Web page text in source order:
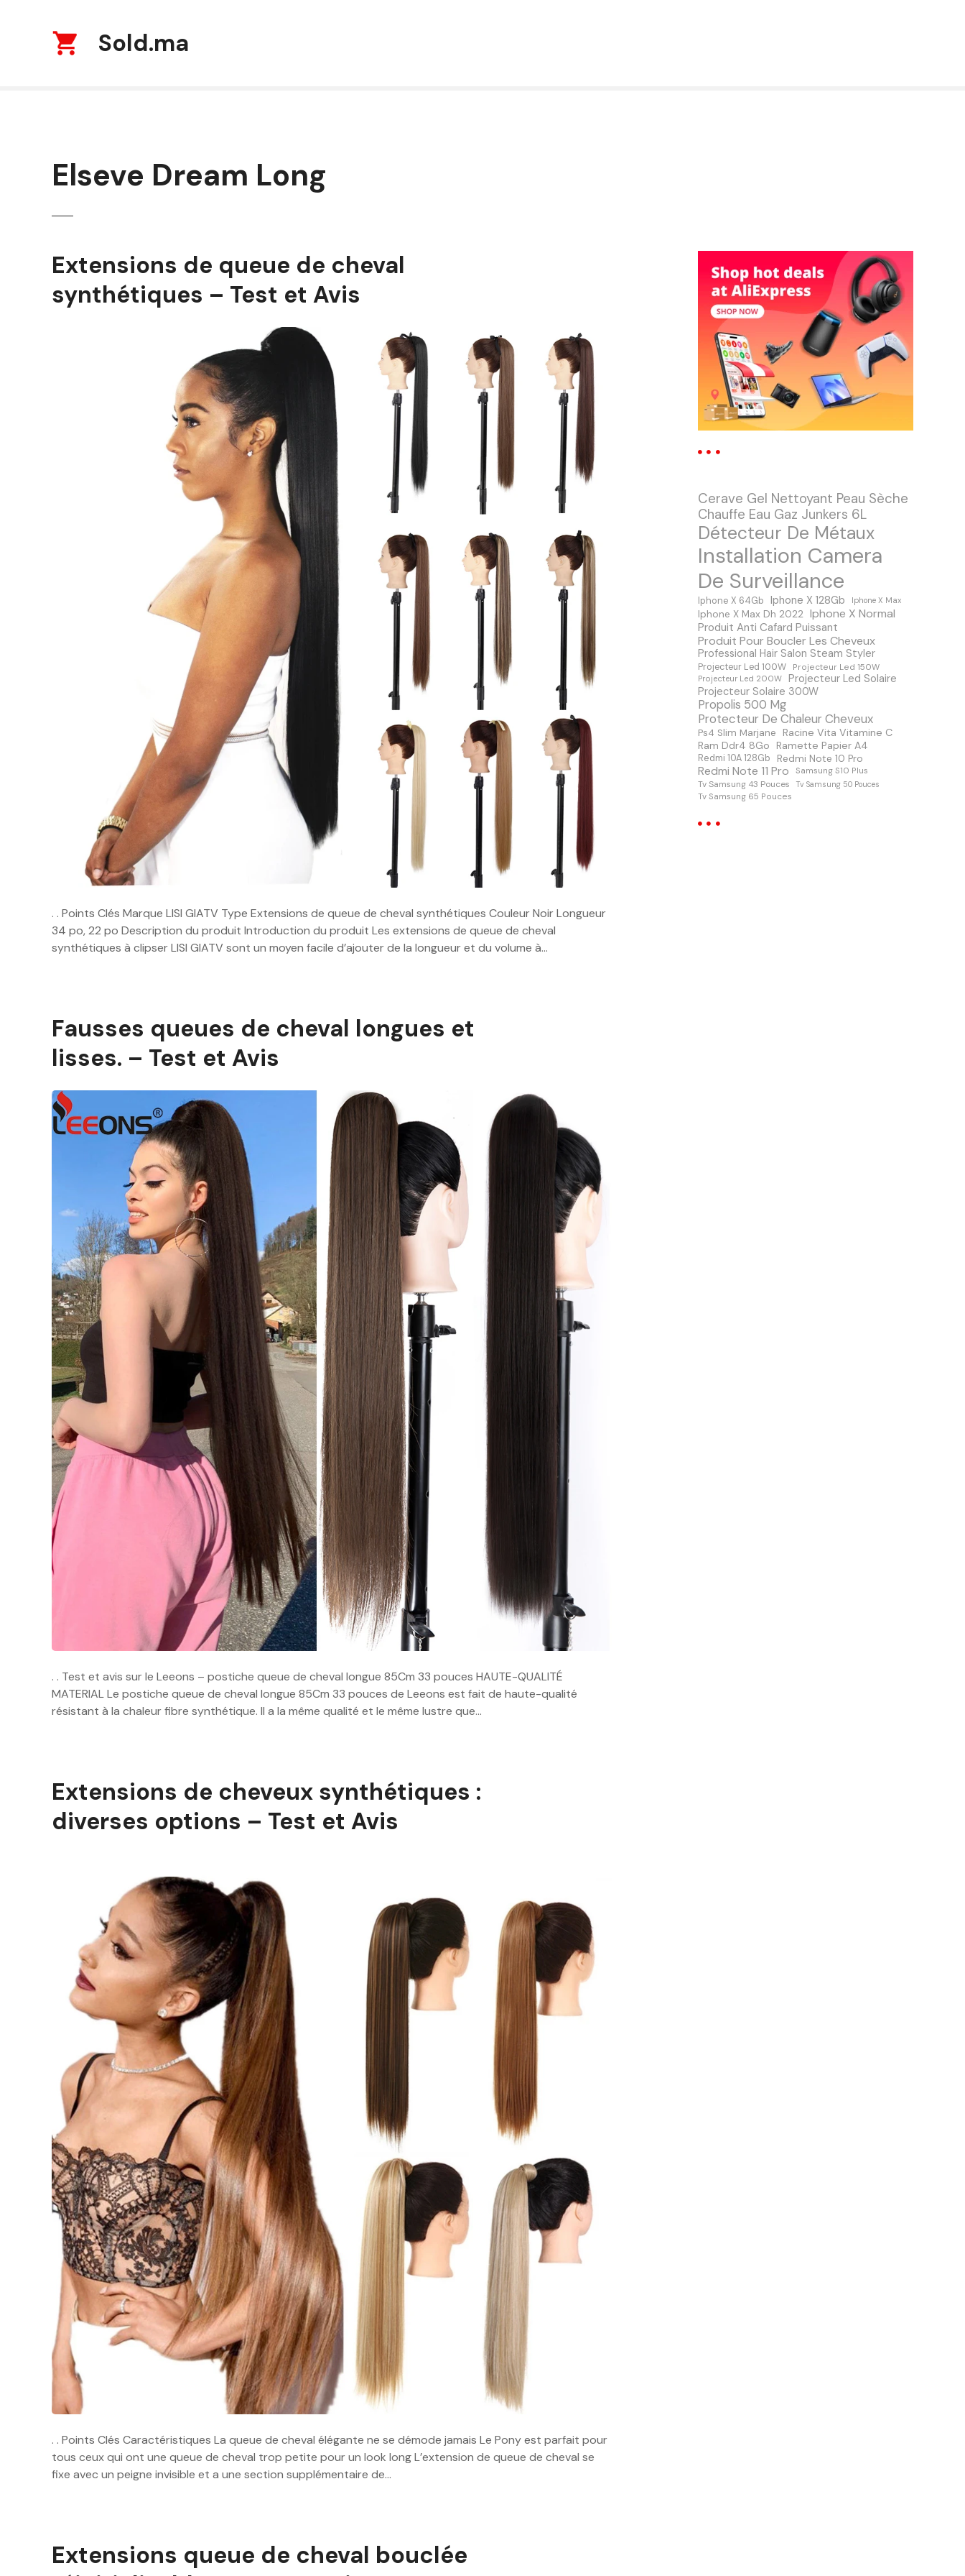
Sold.ma
Elseve Dream Long
Extensions de queue de cheval
synthétiques – Test et Avis
. . Points Clés Marque LISI GIATV Type Extensions de queue de cheval synthétiques Couleur Noir Longueur
34 po, 22 po Description du produit Introduction du produit Les extensions de queue de cheval
synthétiques à clipser LISI GIATV sont un moyen facile d’ajouter de la longueur et du volume à…
Fausses queues de cheval longues et
lisses. – Test et Avis
. . Test et avis sur le Leeons – postiche queue de cheval longue 85Cm 33 pouces HAUTE-QUALITÉ
MATERIAL Le postiche queue de cheval longue 85Cm 33 pouces de Leeons est fait de haute-qualité
résistant à la chaleur fibre synthétique. Il a la même qualité et le même lustre que…
Extensions de cheveux synthétiques :
diverses options – Test et Avis
. . Points Clés Caractéristiques La queue de cheval élégante ne se démode jamais Le Pony est parfait pour
tous ceux qui ont une queue de cheval trop petite pour un look long L’extension de queue de cheval se
fixe avec un peigne invisible et a une section supplémentaire de…
Extensions queue de cheval bouclée
Cerave Gel Nettoyant Peau Sèche
Chauffe Eau Gaz Junkers 6L
Détecteur De Métaux
Installation Camera
De Surveillance
Iphone X 64Gb Iphone X 128Gb Iphone X Max
Iphone X Max Dh 2022 Iphone X Normal
Produit Anti Cafard Puissant
Produit Pour Boucler Les Cheveux
Professional Hair Salon Steam Styler
Projecteur Led 100W Projecteur Led 150W
Projecteur Led 200W Projecteur Led Solaire
Projecteur Solaire 300W
Propolis 500 Mg
Protecteur De Chaleur Cheveux
Ps4 Slim Marjane
Racine Vita Vitamine C
Ram Ddr4 8Go
Ramette Papier A4
Redmi 10A 128Gb Redmi Note 10 Pro
Redmi Note 11 Pro
Samsung S10 Plus
Tv Samsung 43 Pouces
Tv Samsung 50 Pouces
Tv Samsung 65 Pouces